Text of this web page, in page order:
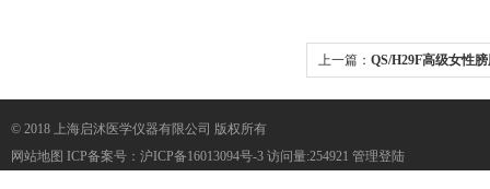
上一篇： QS/H29F高级女性
© 2018 上海启沭医学仪器有限公司 版权所有
网站地图 ICP备案号： 沪ICP备16013094号-3 访问量:254921 管理登陆